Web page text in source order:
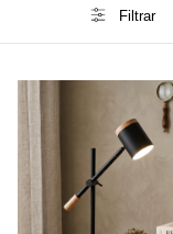
Filtrar